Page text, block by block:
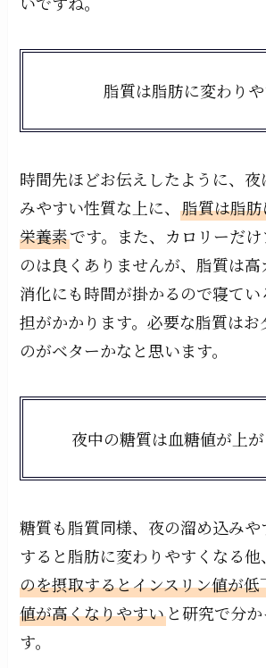
脂質は脂肪に変わり
時間先ほどお伝えしたように、
みやすい性質な上に、脂質は脂
栄養素です。また、カロリーだ
のは良くありませんが、脂質は
消化にも時間が掛かるので寝てい
担がかかります。必要な脂質はお
のがベターかなと思います。
夜中の糖質は血糖値が上
糖質も脂質同様、夜の溜め込み
すると脂肪に変わりやすくなる他
のを摂取するとインスリン値が
値が高くなりやすい と研究で分
す。